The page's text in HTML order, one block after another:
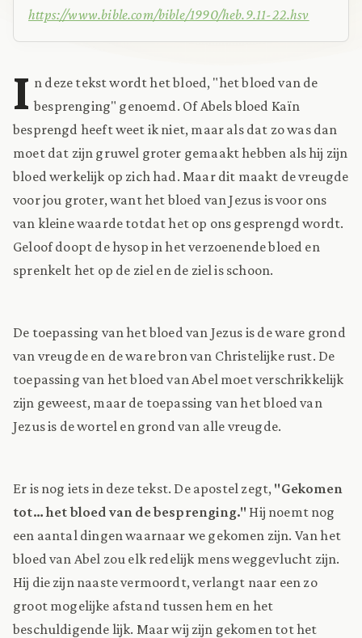
https://www.bible.com/bible/1990/heb.9.11-22.hsv
I n deze tekst wordt het bloed, "het bloed van de
besprenging" genoemd. Of Abels bloed Kaïn
besprengd heeft weet ik niet, maar als dat zo was dan
moet dat zijn gruwel groter gemaakt hebben als hij zijn
bloed werkelijk op zich had. Maar dit maakt de vreugde
voor jou groter, want het bloed van Jezus is voor ons
van kleine waarde totdat het op ons gesprengd wordt.
Geloof doopt de hysop in het verzoenende bloed en
sprenkelt het op de ziel en de ziel is schoon.
De toepassing van het bloed van Jezus is de ware grond
van vreugde en de ware bron van Christelijke rust. De
toepassing van het bloed van Abel moet verschrikkelijk
zijn geweest, maar de toepassing van het bloed van
Jezus is de wortel en grond van alle vreugde.
Er is nog iets in deze tekst. De apostel zegt, "Gekomen
tot… het bloed van de besprenging." Hij noemt nog
een aantal dingen waarnaar we gekomen zijn. Van het
bloed van Abel zou elk redelijk mens weggevlucht zijn.
Hij die zijn naaste vermoordt, verlangt naar een zo
groot mogelijke afstand tussen hem en het
beschuldigende lijk. Maar wij zijn gekomen tot het